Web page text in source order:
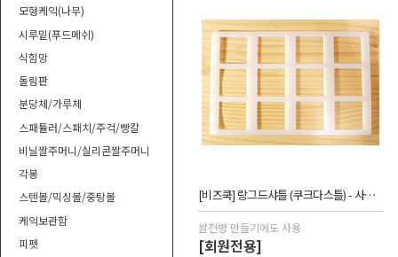
모형케익(나무)
시루밑(푸드메쉬)
식힘망
돌림판
분당체/가루체
스패튤러/스패치/주걱/빵칼
비닐짤주머니/실리콘짤주머니
각봉
스텐볼/믹싱볼/중탕볼
케익보관함
피펫
[비즈쿡] 랑그드샤틀 (쿠크다스틀) - 사각 12구_CUW
쌀전병 만들기에도 사용
[회원전용]